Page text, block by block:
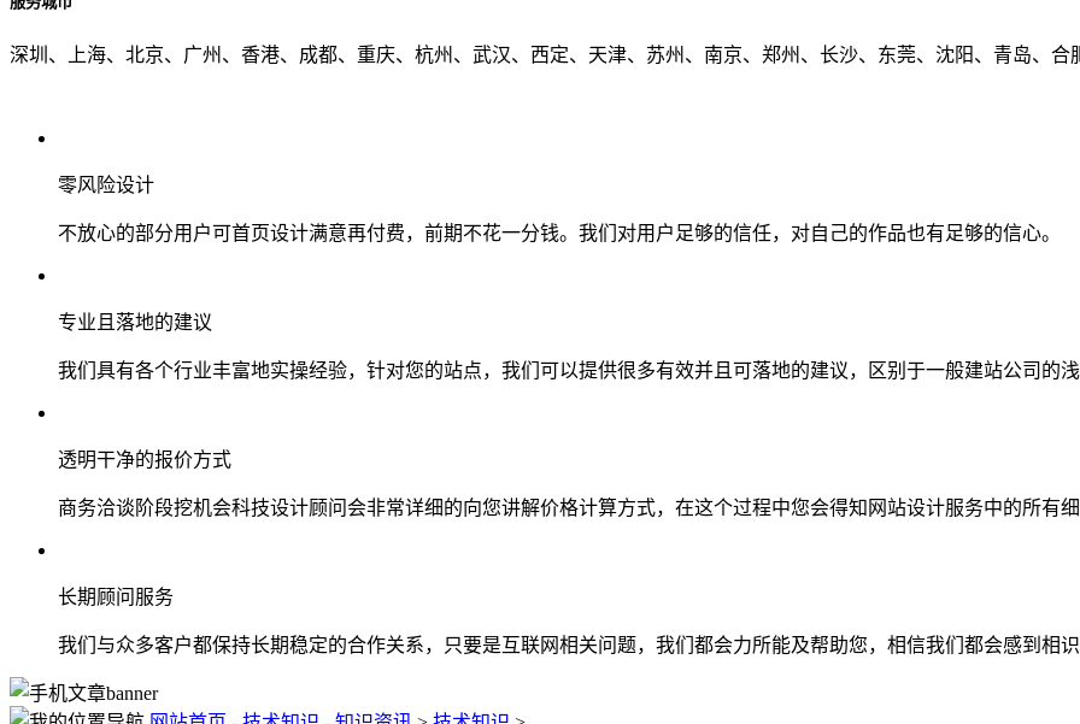
深圳、上海、北京、广州、香港、成都、重庆、杭州、武汉、西定、天津、苏州、南京、郑州、长沙、东莞、沈阳、青岛、合
零风险设计
不放心的部分用户可首页设计满意再付费，前期不花一分钱。我们对用户足够的信任，对自己的作品也有足够的信心。
专业且落地的建议
我们具有各个行业丰富地实操经验，针对您的站点，我们可以提供很多有效并且可落地的建议，区别于一般建站公司的
透明干净的报价方式
商务洽谈阶段挖机会科技设计顾问会非常详细的向您讲解价格计算方式，在这个过程中您会得知网站设计服务中的所有
长期顾问服务
我们与众多客户都保持长期稳定的合作关系，只要是互联网相关问题，我们都会力所能及帮助您，相信我们都会感到相